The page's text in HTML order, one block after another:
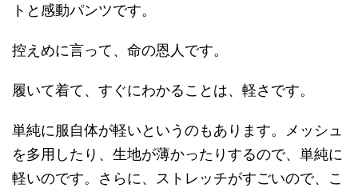
トと感動パンツです。
控えめに言って、命の恩人です。
履いて着て、すぐにわかることは、軽さです。
単純に服自体が軽いというのもあります。メッシュ
を多用したり、生地が薄かったりするので、単純に
軽いのです。さらに、ストレッチがすごいので、こ